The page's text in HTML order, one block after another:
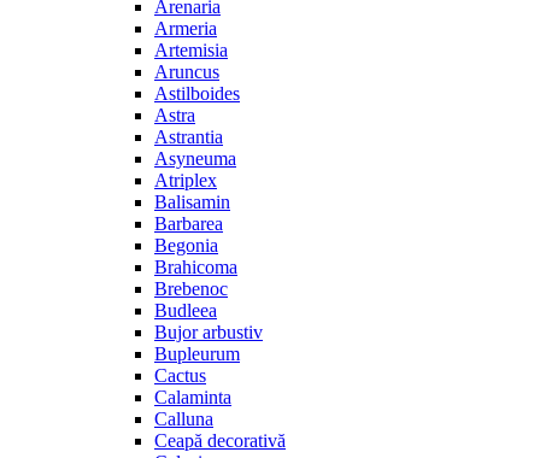
Arenaria
Armeria
Artemisia
Aruncus
Astilboides
Astra
Astrantia
Asyneuma
Atriplex
Balisamin
Barbarea
Begonia
Brahicoma
Brebenoc
Budleea
Bujor arbustiv
Bupleurum
Cactus
Calaminta
Calluna
Ceapă decorativă